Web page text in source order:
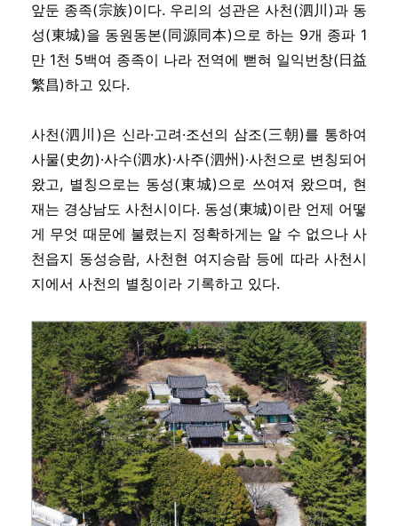
앞둔 종족(宗族)이다. 우리의 성관은 사천(泗川)과 동
성(東城)을 동원동본(同源同本)으로 하는 9개 종파 1
만 1천 5백여 종족이 나라 전역에 뻗혀 일익번창(日益
繁昌)하고 있다.
사천(泗川)은 신라·고려·조선의 삼조(三朝)를 통하여
사물(史勿)·사수(泗水)·사주(泗州)·사천으로 변칭되어
왔고, 별칭으로는 동성(東城)으로 쓰여져 왔으며, 현
재는 경상남도 사천시이다. 동성(東城)이란 언제 어떻
게 무엇 때문에 불렸는지 정확하게는 알 수 없으나 사
천읍지 동성승람, 사천현 여지승람 등에 따라 사천시
지에서 사천의 별칭이라 기록하고 있다.